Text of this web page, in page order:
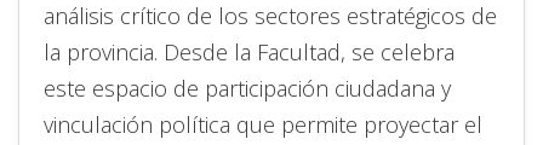
análisis crítico de los sectores estratégicos de
la provincia. Desde la Facultad, se celebra
este espacio de participación ciudadana y
vinculación política que permite proyectar el